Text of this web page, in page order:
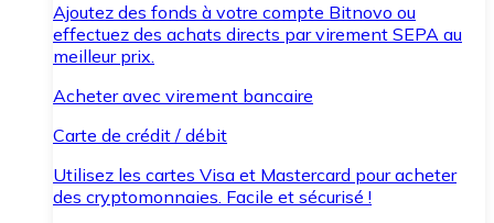
Ajoutez des fonds à votre compte Bitnovo ou
effectuez des achats directs par virement SEPA au
meilleur prix.
Acheter avec virement bancaire
Carte de crédit / débit
Utilisez les cartes Visa et Mastercard pour acheter
des cryptomonnaies. Facile et sécurisé !